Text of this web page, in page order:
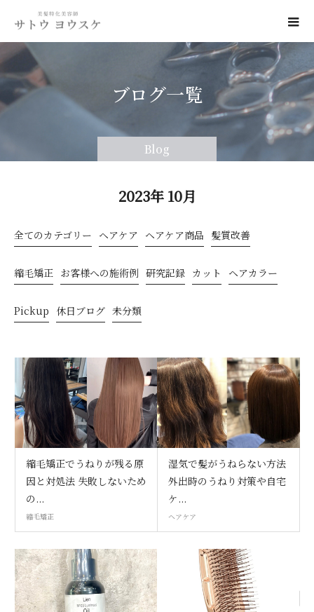
Blog
ブログ一覧
2023年 10月
全てのカテゴリー ヘアケア ヘアケア商品 髪質改善
縮毛矯正 お客様への施術例 研究記録 カット ヘアカラー
Pickup 休日ブログ 未分類
縮毛矯正でうねりが残る原
因と対処法 失敗しないため
の...
縮毛矯正
湿気で髪がうねらない方法
外出時のうねり対策や自宅
ケ...
ヘアケア